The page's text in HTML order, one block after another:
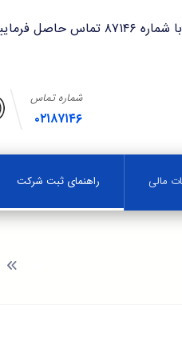
فرمایید.
شماره تماس
۰۲۱۸۷۱۴۶
مالی راهنمای ثبت شرکت